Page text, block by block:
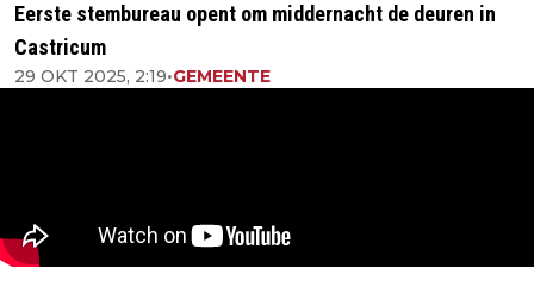
Eerste stembureau opent om middernacht de deuren in
Castricum
29 OKT 2025, 2:19•GEMEENTE